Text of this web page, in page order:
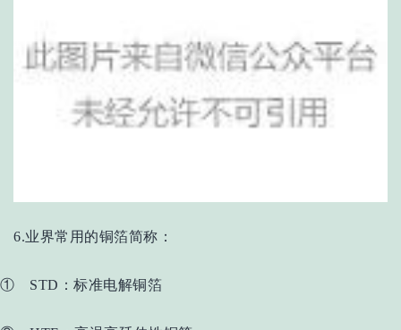
6.业界常用的铜箔简称：
① STD：标准电解铜箔